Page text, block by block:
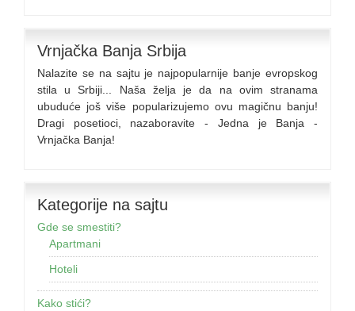
Vrnjačka Banja Srbija
Nalazite se na sajtu je najpopularnije banje evropskog
stila u Srbiji... Naša želja je da na ovim stranama
ubuduće još više popularizujemo ovu magičnu banju!
Dragi posetioci, nazaboravite - Jedna je Banja -
Vrnjačka Banja!
Kategorije na sajtu
Gde se smestiti?
Apartmani
Hoteli
Kako stići?